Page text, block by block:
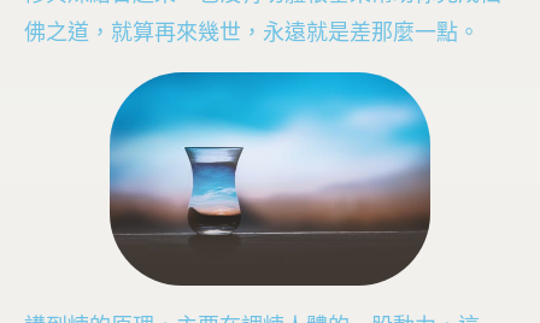
佛之道，就算再來幾世，永遠就是差那麼一點。